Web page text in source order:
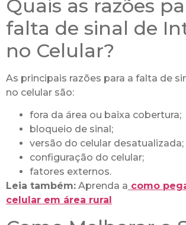
Quais as razões
falta de sinal de
no Celular?
As principais razões para a falta de
no celular são:
fora da área ou baixa cobertura;
bloqueio de sinal;
versão do celular desatualizada;
configuração do celular;
fatores externos.
Leia também: Aprenda a como
celular em área rural